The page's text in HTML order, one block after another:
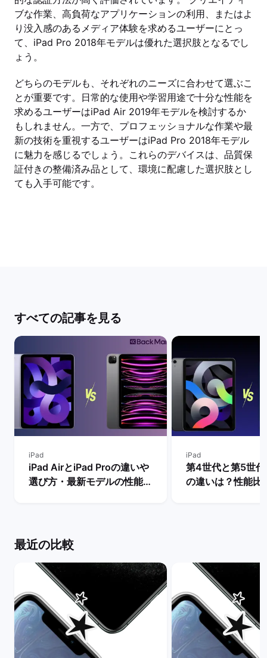
ブな作業、高負荷なアプリケーションの利用、またはよ
り没入感のあるメディア体験を求めるユーザーにとっ
て、iPad Pro 2018年モデルは優れた選択肢となるでし
ょう。
どちらのモデルも、それぞれのニーズに合わせて選ぶこ
とが重要です。日常的な使用や学習用途で十分な性能を
求めるユーザーはiPad Air 2019年モデルを検討するか
もしれません。一方で、プロフェッショナルな作業や最
新の技術を重視するユーザーはiPad Pro 2018年モデル
に魅力を感じるでしょう。これらのデバイスは、品質保
証付きの整備済み品として、環境に配慮した選択肢とし
ても入手可能です。
すべての記事を見る
iPad
iPad AirとiPad Proの違いや
選び方・最新モデルの性能を
iPad
第4世代と第5世
の違いは？性能比
最近の比較